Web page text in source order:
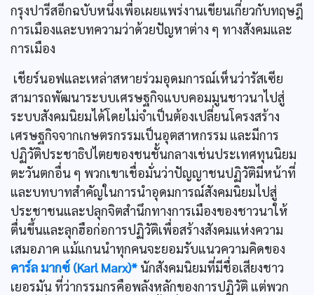
กรุงปารีสอีกฉบับหนึ่งเพื่อเผยแพร่งานเขียนเกี่ยวกับทฤษฎี
การเมืองและบทความว่าด้วยปัญหาต่าง ๆ ทางสังคมและ
การเมือง
เชียร์นอฟและเหล่าสหายร่วมอุดมการณ์เห็นว่ารัสเซีย
สามารถพัฒนาระบบเศรษฐกิจแบบคอมมูนชาวนาไปสู่
ระบบสังคมนิยมได้โดยไม่จำเป็นต้องเปลี่ยนโครงสร้าง
เศรษฐกิจจากเกษตรกรรมเป็นอุตสาหกรรม และมีการ
ปฏิวัติประชาธิปไตยของชนชั้นกลางเช่นประเทศทุนนิยม
ตะวันตกอื่น ๆ พวกเขาเชื่อมั่นว่าปัญญาชนปฏิวัติมีหน้าที่
และบทบาทสำคัญในการนำอุดมการณ์สังคมนิยมไปสู่
ประชาชนและปลุกจิตสำนึกทางการเมืองของชาวนาให้
ตื่นขึ้นและลุกฮือก่อการปฏิวัติเพื่อสร้างสังคมแห่งความ
เสมอภาค แม้แกนนำทุกคนจะยอมรับแนวความคิดของ
คาร์ล มากซ์ (Karl Marx)* นักสังคมนิยมที่มีชื่อเสียงชาว
เยอรมัน ที่ว่ากรรมกรคือพลังหลักของการปฏิวัติ แต่พวก